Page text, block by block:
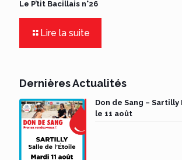
Le P’tit Bacillais n°26
Lire la suite
Dernières Actualités
Don de Sang –
le 11 août